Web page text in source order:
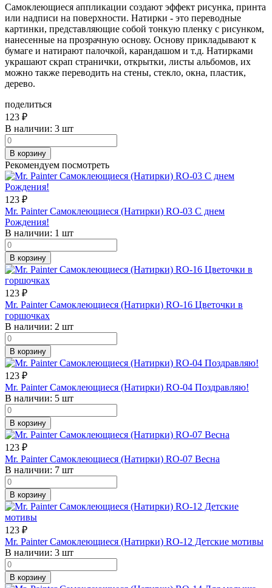
Самоклеющиеся аппликации создают эффект рисунка, принта
или надписи на поверхности. Натирки - это переводные
картинки, представляющие собой тонкую пленку с рисунком,
нанесенные на прозрачную основу. Основу прикладывают к
бумаге и натирают палочкой, карандашом и т.д. Натирками
украшают скрап странички, открытки, листы альбомов, их
можно также переводить на стены, стекло, окна, пластик,
дерево.
поделиться
123 ₽
В наличии: 3 шт
В корзину
Рекомендуем посмотреть
123 ₽
Mr. Painter Самоклеющиеся (Натирки) RO-03 С днем
Рождения!
В наличии: 1 шт
В корзину
123 ₽
Mr. Painter Самоклеющиеся (Натирки) RO-16 Цветочки в
горшочках
В наличии: 2 шт
В корзину
123 ₽
Mr. Painter Самоклеющиеся (Натирки) RO-04 Поздравляю!
В наличии: 5 шт
В корзину
123 ₽
Mr. Painter Самоклеющиеся (Натирки) RO-07 Весна
В наличии: 7 шт
В корзину
123 ₽
Mr. Painter Самоклеющиеся (Натирки) RO-12 Детские мотивы
В наличии: 3 шт
В корзину